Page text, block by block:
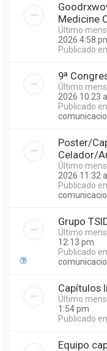
Medicine
Último
2026 4:58
Publicado en
9ª
Último
2026 10:23
Publicado en
Poster/
Celador/
Último
2026 11:32
Publicado en
Grupo
Último
12:13 pm
Publicado en
Capítulos
Último
1:54 pm
Publicado en
Equipo